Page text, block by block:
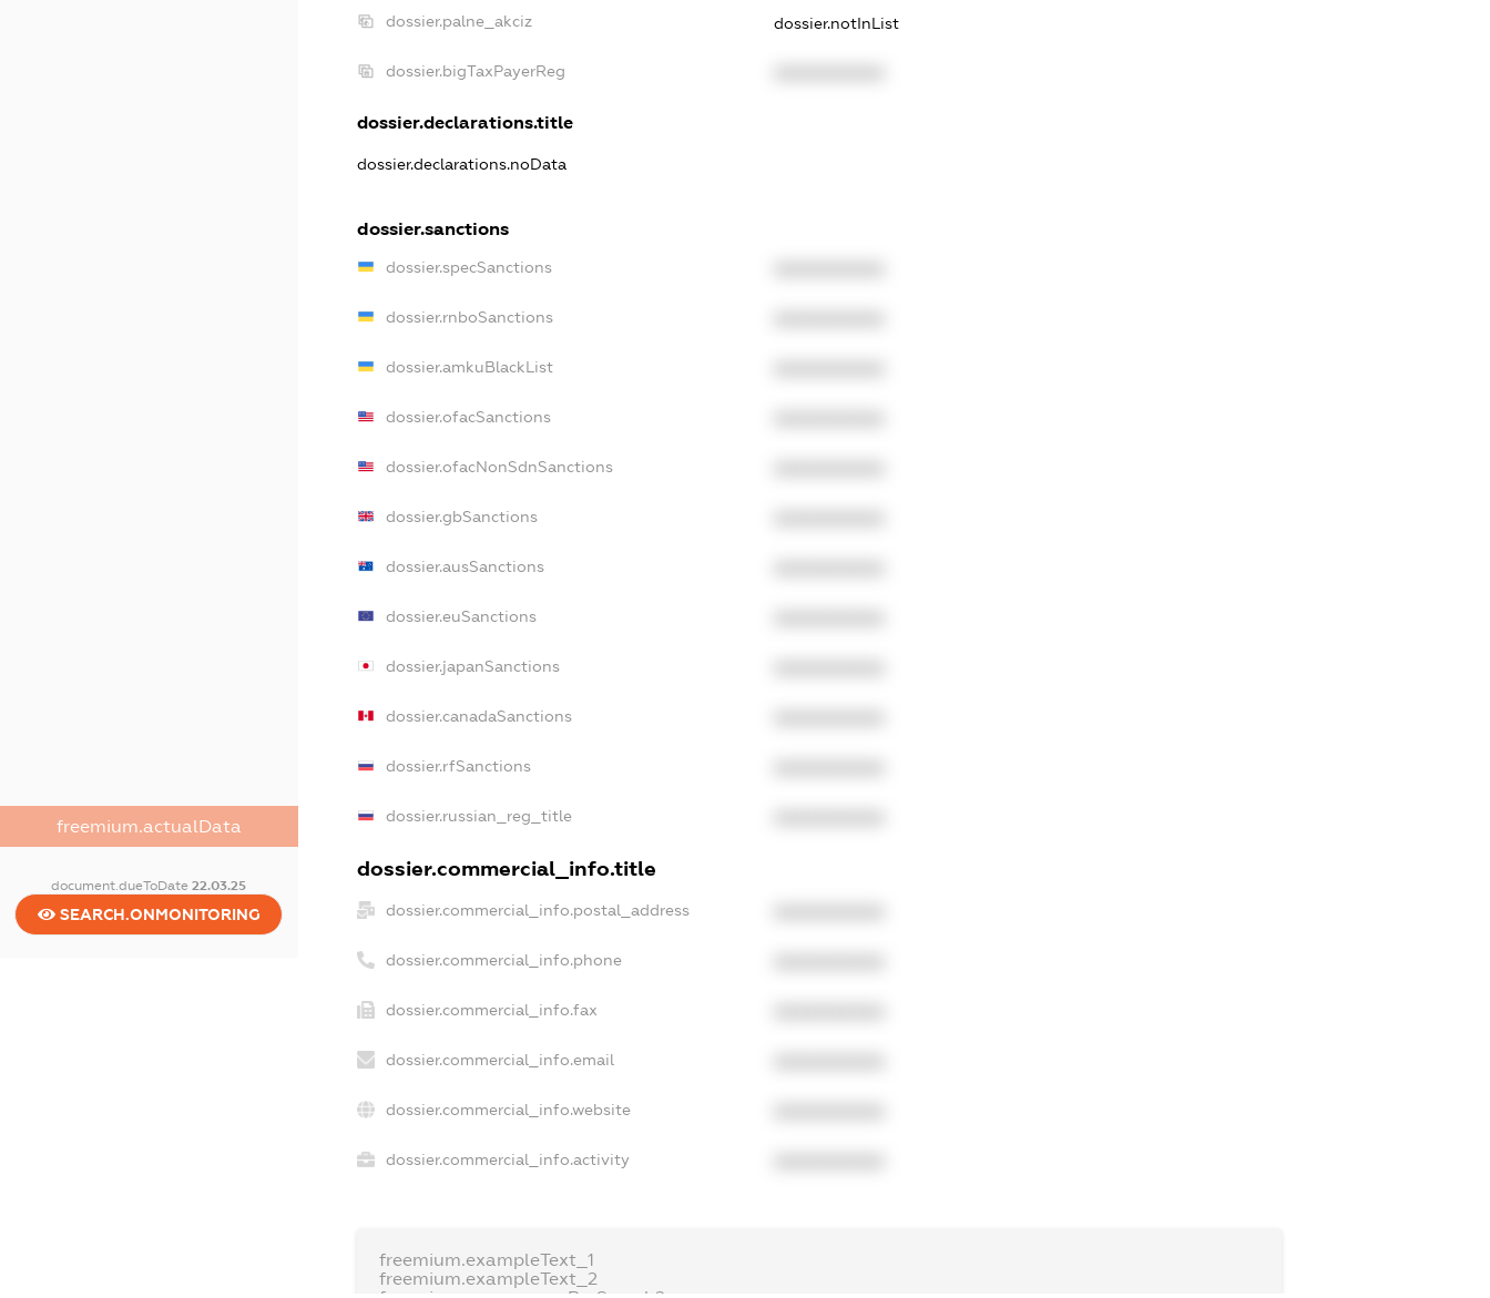
freemium.actualData
document.dueToDate22.03.25
SEARCH.ONMONITORING
dossier.palne_akciz dossier.notInList
dossier.bigTaxPayerReg
dossier.declarations.title
dossier.declarations.noData
dossier.sanctions
dossier.specSanctions
dossier.rnboSanctions
dossier.amkuBlackList
dossier.ofacSanctions
dossier.ofacNonSdnSanctions
dossier.gbSanctions
dossier.ausSanctions
dossier.euSanctions
dossier.japanSanctions
dossier.canadaSanctions
dossier.rfSanctions
dossier.russian_reg_title
dossier.commercial_info.title
dossier.commercial_info.postal_address
dossier.commercial_info.phone
dossier.commercial_info.fax
dossier.commercial_info.email
dossier.commercial_info.website
dossier.commercial_info.activity
freemium.exampleText_1
freemium.exampleText_2